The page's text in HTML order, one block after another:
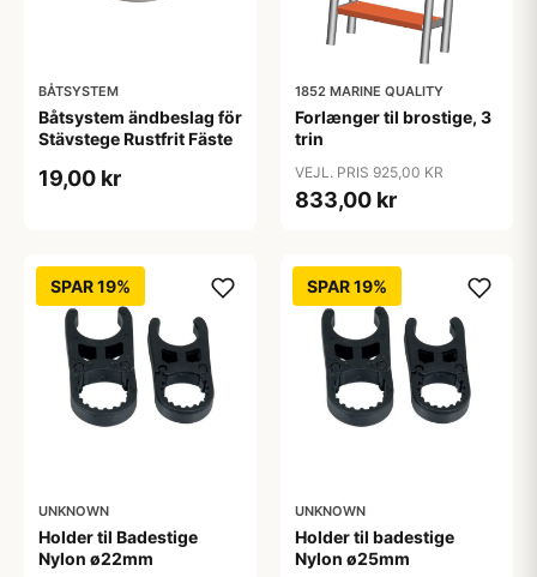
BÅTSYSTEM
Båtsystem ändbeslag för
Stävstege Rustfrit Fäste
19,00 kr
1852 MARINE QUALITY
Forlænger til brostige, 3
trin
VEJL. PRIS 925,00 KR
833,00 kr
SPAR 19%
UNKNOWN
Holder til Badestige
Nylon ø22mm
SPAR 19%
UNKNOWN
Holder til badestige
Nylon ø25mm